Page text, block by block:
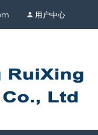
用户中心